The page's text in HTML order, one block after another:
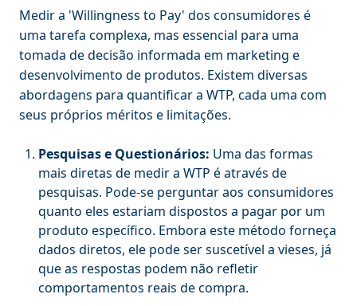
Medir a 'Willingness to Pay' dos consumidores é
uma tarefa complexa, mas essencial para uma
tomada de decisão informada em marketing e
desenvolvimento de produtos. Existem diversas
abordagens para quantificar a WTP, cada uma com
seus próprios méritos e limitações.
Pesquisas e Questionários: Uma das formas
mais diretas de medir a WTP é através de
pesquisas. Pode-se perguntar aos consumidores
quanto eles estariam dispostos a pagar por um
produto específico. Embora este método forneça
dados diretos, ele pode ser suscetível a vieses, já
que as respostas podem não refletir
comportamentos reais de compra.